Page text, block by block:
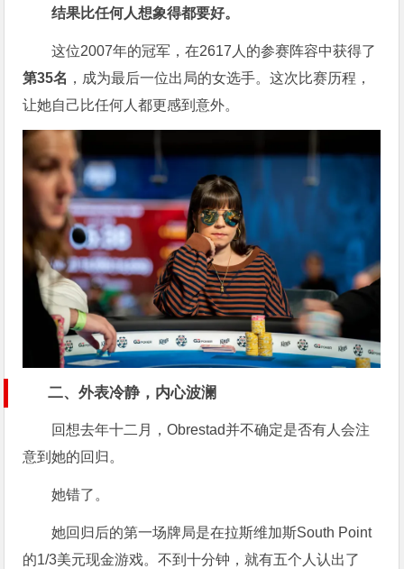
结果比任何人想象得都要好。
这位2007年的冠军，在2617人的参赛阵容中获得了
第35名 ，成为最后一位出局的女选手。这次比赛历程，
让她自己比任何人都更感到意外。
二、外表冷静，内心波澜
回想去年十二月，Obrestad并不确定是否有人会注
意到她的回归。
她错了。
她回归后的第一场牌局是在拉斯维加斯South Point
的1/3美元现金游戏。不到十分钟，就有五个人认出了